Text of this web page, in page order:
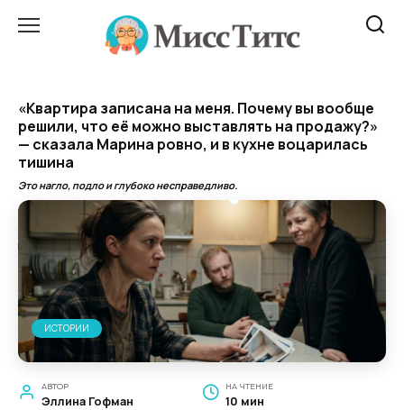
«Квартира записана на меня. Почему вы вообще
решили, что её можно выставлять на продажу?»
— сказала Марина ровно, и в кухне воцарилась
тишина
Это нагло, подло и глубоко несправедливо.
ИСТОРИИ
АВТОР
Эллина Гофман
НА ЧТЕНИЕ
10 мин